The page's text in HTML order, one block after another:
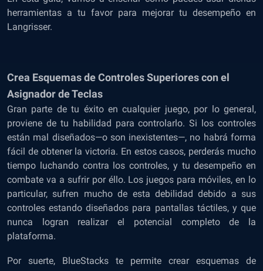
herramientas a tu favor para mejorar tu desempeño en
Langrisser.
Crea Esquemas de Controles Superiores con el
Asignador de Teclas
Gran parte de tu éxito en cualquier juego, por lo general,
proviene de tu habilidad para controlarlo. Si los controles
están mal diseñados—o son inexistentes—, no habrá forma
fácil de obtener la victoria. En estos casos, perderás mucho
tiempo luchando contra los controles, y tu desempeño en
combate va a sufrir por éllo. Los juegos para móviles, en lo
particular, sufren mucho de esta debilidad debido a sus
controles estando diseñados para pantallas táctiles, y que
nunca logran realizar el potencial completo de la
plataforma.
Por suerte, BlueStacks te permite crear esquemas de